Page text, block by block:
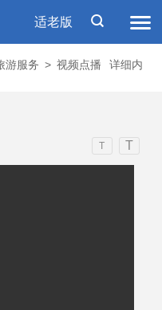
适老版
游服务 > 视频点播
详细内
T T